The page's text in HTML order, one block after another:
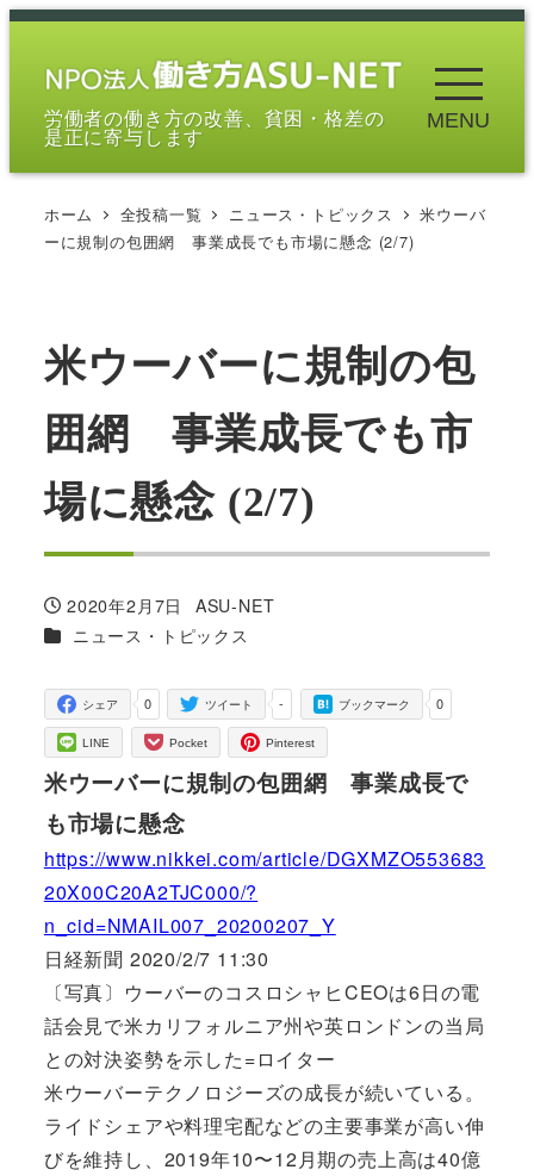
メ
労働者の働き方の改善、貧困・格差の
是正に寄与します
MENU
ホーム 全投稿一覧 ニュース・トピックス
米ウーバ
ーに規制の包囲網 事業成長でも市場に懸念 (2/7)
米ウーバーに規制の包
囲網 事業成長でも市
場に懸念 (2/7)
投稿日
2020年2月7日
著
者
ASU-NET
カテゴリー
ニュース・トピックス
0
シェア -
ツイート 0
ブックマーク
LINE Pocket Pinterest
米ウーバーに規制の包囲網 事業成長で
も市場に懸念
https://www.nikkei.com/article/DGXMZO553683
20X00C20A2TJC000/?
n_cid=NMAIL007_20200207_Y
日経新聞 2020/2/7 11:30
〔写真〕ウーバーのコスロシャヒCEOは6日の電
話会見で米カリフォルニア州や英ロンドンの当局
との対決姿勢を示した=ロイター
米ウーバーテクノロジーズの成長が続いている。
ライドシェアや料理宅配などの主要事業が高い伸
びを維持し、2019年10〜12月期の売上高は40億